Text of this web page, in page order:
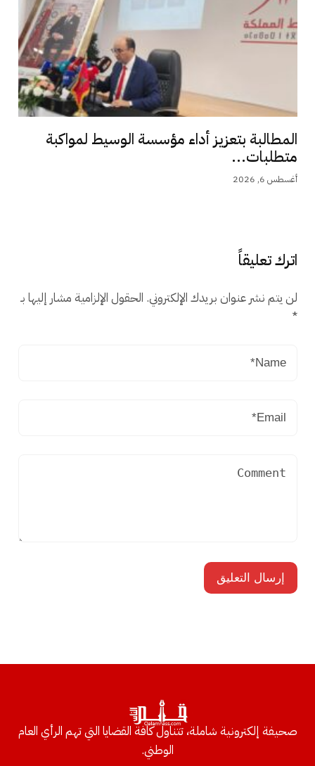
المطالبة بتعزيز أداء مؤسسة الوسيط لمواكبة
متطلبات...
أغسطس 6, 2026
اترك تعليقاً
لن يتم نشر عنوان بريدك الإلكتروني. الحقول الإلزامية مشار إليها بـ
*
صحيفة إلكترونية شاملة، تتناول كافة القضايا التي تهم الرأي العام
الوطني.